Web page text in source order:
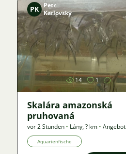
Bild
PK
Petr
Karlovský
14 1
Skalára amazonská
pruhovaná
vor 2 Stunden • Lány,? km • Angebot
Aquarienfische